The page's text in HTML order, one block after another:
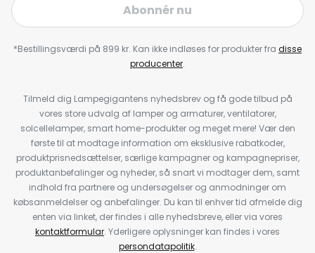
Abonnér nu
*Bestillingsværdi på 899 kr. Kan ikke indløses for produkter fra disse
producenter.
Tilmeld dig Lampegigantens nyhedsbrev og få gode tilbud på
vores store udvalg af lamper og armaturer, ventilatorer,
solcellelamper, smart home-produkter og meget mere! Vær den
første til at modtage information om eksklusive rabatkoder,
produktprisnedsættelser, særlige kampagner og kampagnepriser,
produktanbefalinger og nyheder, så snart vi modtager dem, samt
indhold fra partnere og undersøgelser og anmodninger om
købsanmeldelser og anbefalinger. Du kan til enhver tid afmelde dig
enten via linket, der findes i alle nyhedsbreve, eller via vores
kontaktformular. Yderligere oplysninger kan findes i vores
persondatapolitik.